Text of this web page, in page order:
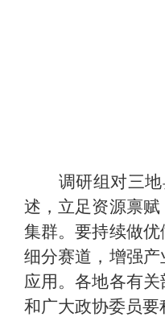
调研组对三
述，立足资源禀
集群。要持续做
细分赛道，增强
应用。各地各有
和广大政协委员